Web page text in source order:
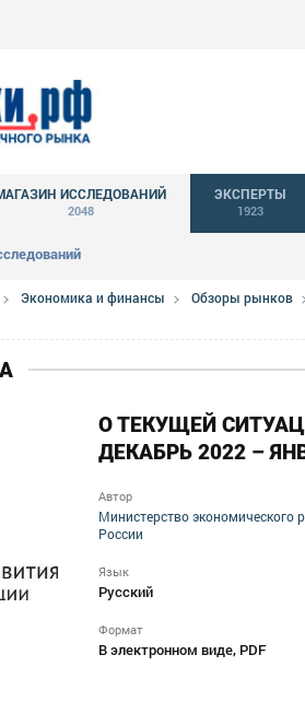
ИССЛЕДОВАНИЙ
2048
ЭКСПЕРТЫ
1923
Экономика и финансы Обзоры рынков
О ТЕКУЩЕЙ
ДЕКАБРЬ 2022 –
Автор
Министерство экономического
России
Язык
Русский
Формат
В электронном виде, PDF